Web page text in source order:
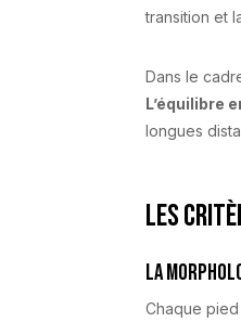
transition et
Dans le
L’équilibre
longues
Les
La
Chaque